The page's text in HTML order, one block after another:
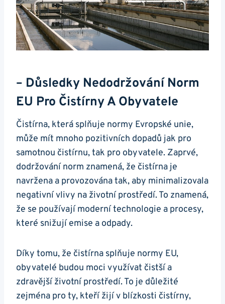
– Důsledky Nedodržování Norm
EU Pro Čistírny A Obyvatele
Čistírna, která splňuje normy Evropské unie,
může mít mnoho pozitivních dopadů jak pro
samotnou čistírnu, tak pro obyvatele. Zaprvé,
dodržování norm znamená, že čistírna je
navržena a provozována tak, aby minimalizovala
negativní vlivy na životní prostředí. To znamená,
že se používají moderní technologie a procesy,
které snižují emise a odpady.
Díky tomu, že čistírna splňuje normy EU,
obyvatelé budou moci využívat čistší a
zdravější životní prostředí. To je důležité
zejména pro ty, kteří žijí v blízkosti čistírny,